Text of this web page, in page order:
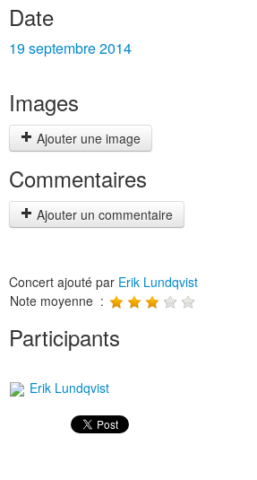
Date
19 septembre 2014
Images
Ajouter une image
Commentaires
Ajouter un commentaire
Concert ajouté par Erik Lundqvist
Note moyenne :
Participants
Erik Lundqvist